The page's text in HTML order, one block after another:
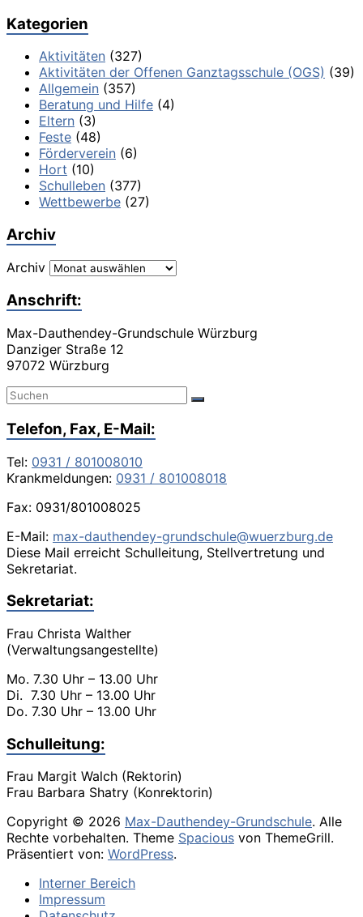
Kategorien
Aktivitäten (327)
Aktivitäten der Offenen Ganztagsschule (OGS) (39)
Allgemein (357)
Beratung und Hilfe (4)
Eltern (3)
Feste (48)
Förderverein (6)
Hort (10)
Schulleben (377)
Wettbewerbe (27)
Archiv
Archiv
Anschrift:
Max-Dauthendey-Grundschule Würzburg
Danziger Straße 12
97072 Würzburg
Telefon, Fax, E-Mail:
Tel: 0931 / 801008010
Krankmeldungen: 0931 / 801008018
Fax: 0931/801008025
E-Mail: max-dauthendey-grundschule@wuerzburg.de
Diese Mail erreicht Schulleitung, Stellvertretung und
Sekretariat.
Sekretariat:
Frau Christa Walther
(Verwaltungsangestellte)
Mo. 7.30 Uhr – 13.00 Uhr
Di. 7.30 Uhr – 13.00 Uhr
Do. 7.30 Uhr – 13.00 Uhr
Schulleitung:
Frau Margit Walch (Rektorin)
Frau Barbara Shatry (Konrektorin)
Copyright © 2026 Max-Dauthendey-Grundschule. Alle
Rechte vorbehalten. Theme Spacious von ThemeGrill.
Präsentiert von: WordPress.
Interner Bereich
Impressum